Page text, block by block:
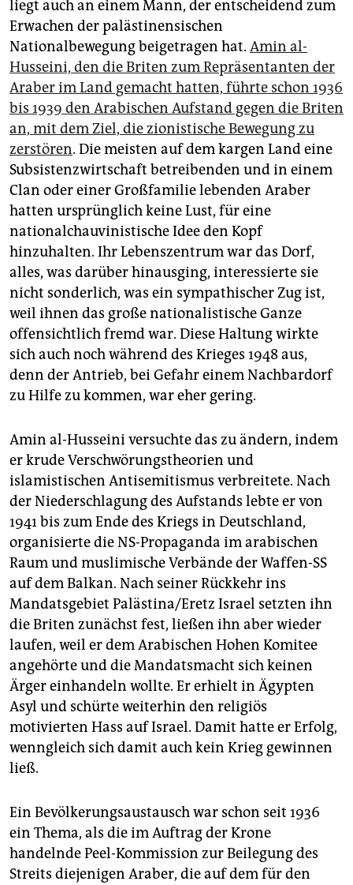
liegt auch an einem Mann, der entscheidend zum
Erwachen der palästinensischen
Nationalbewegung beigetragen hat. Amin al-
Husseini, den die Briten zum Repräsentanten der
Araber im Land gemacht hatten, führte schon 1936
bis 1939 den Arabischen Aufstand gegen die Briten
an, mit dem Ziel, die zionistische Bewegung zu
zerstören. Die meisten auf dem kargen Land eine
Subsistenzwirtschaft betreibenden und in einem
Clan oder einer Großfamilie lebenden Araber
hatten ursprünglich keine Lust, für eine
nationalchauvinistische Idee den Kopf
hinzuhalten. Ihr Lebenszentrum war das Dorf,
alles, was darüber hinausging, interessierte sie
nicht sonderlich, was ein sympathischer Zug ist,
weil ihnen das große nationalistische Ganze
offensichtlich fremd war. Diese Haltung wirkte
sich auch noch während des Krieges 1948 aus,
denn der Antrieb, bei Gefahr einem Nachbardorf
zu Hilfe zu kommen, war eher gering.
Amin al-Husseini versuchte das zu ändern, indem
er krude Verschwörungstheorien und
islamistischen Antisemitismus verbreitete. Nach
der Niederschlagung des Aufstands lebte er von
1941 bis zum Ende des Kriegs in Deutschland,
organisierte die NS-Propaganda im arabischen
Raum und muslimische Verbände der Waffen-SS
auf dem Balkan. Nach seiner Rückkehr ins
Mandatsgebiet Palästina/Eretz Israel setzten ihn
die Briten zunächst fest, ließen ihn aber wieder
laufen, weil er dem Arabischen Hohen Komitee
angehörte und die Mandatsmacht sich keinen
Ärger einhandeln wollte. Er erhielt in Ägypten
Asyl und schürte weiterhin den religiös
motivierten Hass auf Israel. Damit hatte er Erfolg,
wenngleich sich damit auch kein Krieg gewinnen
ließ.
Ein Bevölkerungsaustausch war schon seit 1936
ein Thema, als die im Auftrag der Krone
handelnde Peel-Kommission zur Beilegung des
Streits diejenigen Araber, die auf dem für den